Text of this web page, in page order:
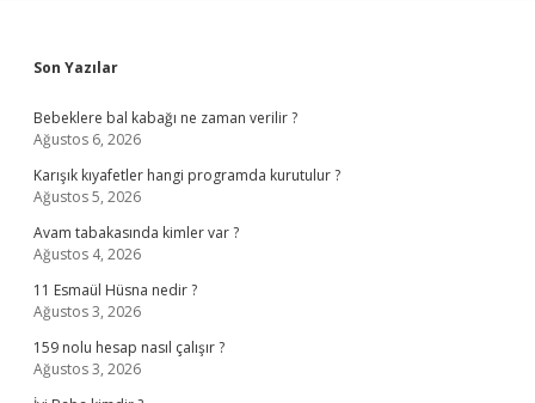
Sidebar
Son Yazılar
Bebeklere bal kabağı ne zaman verilir ?
Ağustos 6, 2026
Karışık kıyafetler hangi programda kurutulur ?
Ağustos 5, 2026
Avam tabakasında kimler var ?
Ağustos 4, 2026
11 Esmaül Hüsna nedir ?
Ağustos 3, 2026
159 nolu hesap nasıl çalışır ?
Ağustos 3, 2026